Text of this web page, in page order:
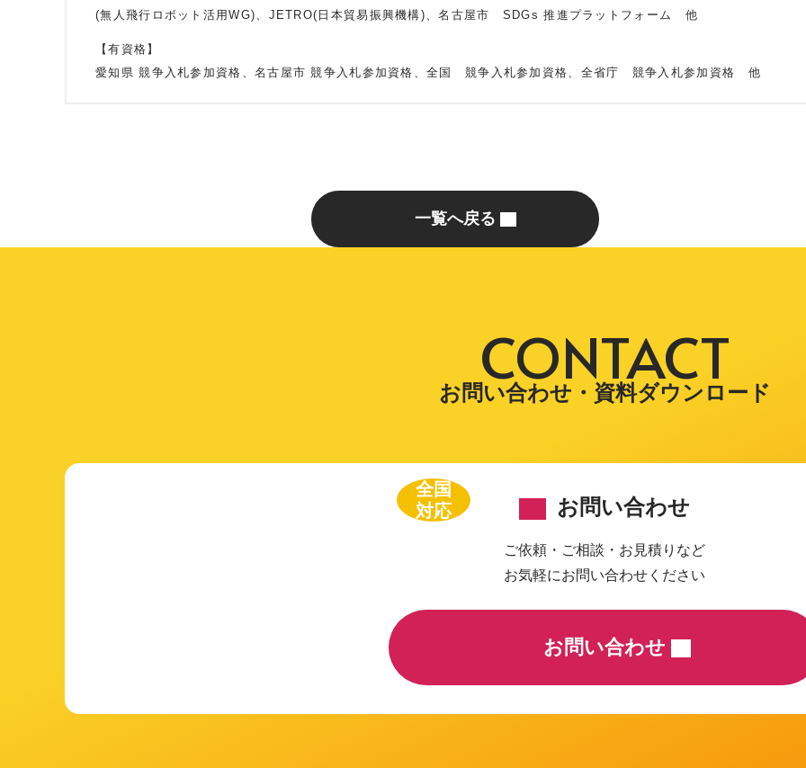
(無人飛行ロボット活用WG)、JETRO(日本貿易振興機構)、名古屋市 SDGs 推進プラットフォーム 他
【有資格】
愛知県 競争入札参加資格、名古屋市 競争入札参加資格、全国 競争入札参加資格、全省庁 競争入札参加資格 他
一覧へ戻る
CONTACT
お問い合わせ・資料ダウンロード
全国
対応
お問い合わせ
ご依頼・ご相談・お見積りなど
お気軽にお問い合わせください
お問い合わせ